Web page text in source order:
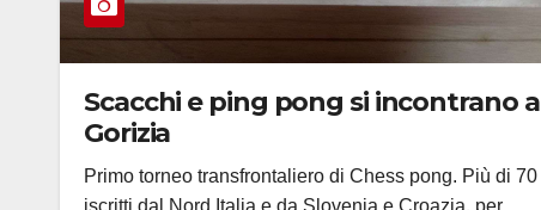
Scacchi e ping pong si incontrano a
Gorizia
Primo torneo transfrontaliero di Chess pong. Più di 70
iscritti dal Nord Italia e da Slovenia e Croazia, per